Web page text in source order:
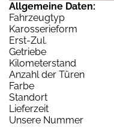
Allgemeine Daten:
Fahrzeugtyp
Karosserieform
Erst-Zul.
Getriebe
Kilometerstand
Anzahl der Türen
Farbe
Standort
Lieferzeit
Unsere Nummer